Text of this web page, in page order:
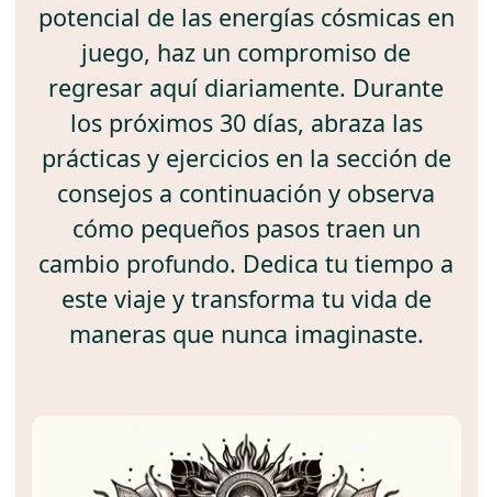
potencial de las energías cósmicas en
juego, haz un compromiso de
regresar aquí diariamente. Durante
los próximos 30 días, abraza las
prácticas y ejercicios en la sección de
consejos a continuación y observa
cómo pequeños pasos traen un
cambio profundo. Dedica tu tiempo a
este viaje y transforma tu vida de
maneras que nunca imaginaste.